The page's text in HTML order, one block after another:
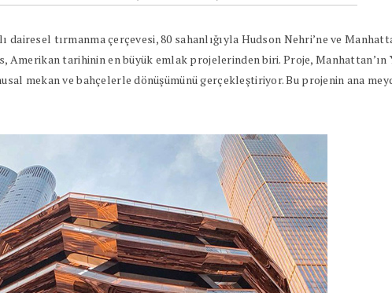
tırmanma çerçevesi, 80 sahanlığıyla Hudson Nehri’ne ve
Amerikan tarihinin en büyük emlak projelerinden biri. Proje, Manhattan’ın
mekan ve bahçelerle dönüşümünü gerçekleştiriyor. Bu projenin ana